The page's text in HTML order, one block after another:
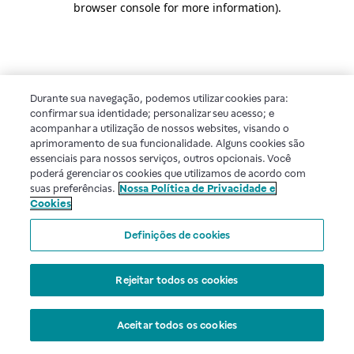
browser console for more information).
Durante sua navegação, podemos utilizar cookies para:
confirmar sua identidade; personalizar seu acesso; e
acompanhar a utilização de nossos websites, visando o
aprimoramento de sua funcionalidade. Alguns cookies são
essenciais para nossos serviços, outros opcionais. Você
poderá gerenciar os cookies que utilizamos de acordo com
suas preferências. Nossa Política de Privacidade e
Cookies
Definições de cookies
Rejeitar todos os cookies
Aceitar todos os cookies